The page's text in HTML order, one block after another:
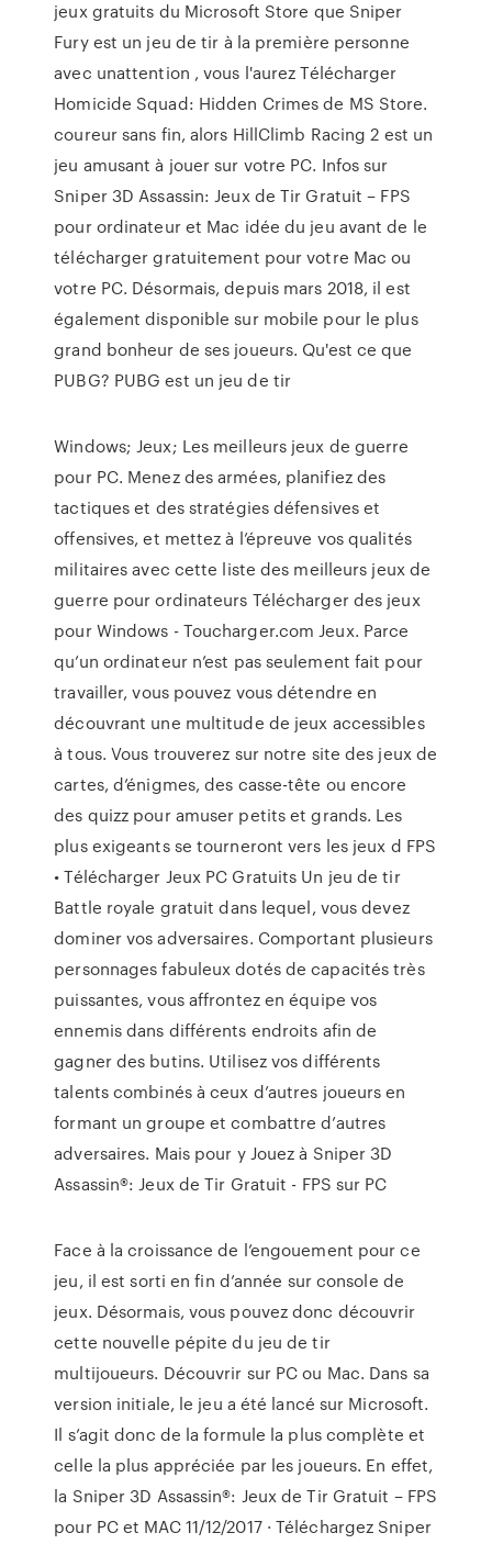
jeux gratuits du Microsoft Store que Sniper
Fury est un jeu de tir à la première personne
avec unattention , vous l'aurez Télécharger
Homicide Squad: Hidden Crimes de MS Store.
coureur sans fin, alors HillClimb Racing 2 est un
jeu amusant à jouer sur votre PC. Infos sur
Sniper 3D Assassin: Jeux de Tir Gratuit – FPS
pour ordinateur et Mac idée du jeu avant de le
télécharger gratuitement pour votre Mac ou
votre PC. Désormais, depuis mars 2018, il est
également disponible sur mobile pour le plus
grand bonheur de ses joueurs. Qu'est ce que
PUBG? PUBG est un jeu de tir
Windows; Jeux; Les meilleurs jeux de guerre
pour PC. Menez des armées, planifiez des
tactiques et des stratégies défensives et
offensives, et mettez à l’épreuve vos qualités
militaires avec cette liste des meilleurs jeux de
guerre pour ordinateurs Télécharger des jeux
pour Windows - Toucharger.com Jeux. Parce
qu’un ordinateur n’est pas seulement fait pour
travailler, vous pouvez vous détendre en
découvrant une multitude de jeux accessibles
à tous. Vous trouverez sur notre site des jeux de
cartes, d’énigmes, des casse-tête ou encore
des quizz pour amuser petits et grands. Les
plus exigeants se tourneront vers les jeux d FPS
• Télécharger Jeux PC Gratuits Un jeu de tir
Battle royale gratuit dans lequel, vous devez
dominer vos adversaires. Comportant plusieurs
personnages fabuleux dotés de capacités très
puissantes, vous affrontez en équipe vos
ennemis dans différents endroits afin de
gagner des butins. Utilisez vos différents
talents combinés à ceux d’autres joueurs en
formant un groupe et combattre d’autres
adversaires. Mais pour y Jouez à Sniper 3D
Assassin®: Jeux de Tir Gratuit - FPS sur PC
Face à la croissance de l’engouement pour ce
jeu, il est sorti en fin d’année sur console de
jeux. Désormais, vous pouvez donc découvrir
cette nouvelle pépite du jeu de tir
multijoueurs. Découvrir sur PC ou Mac. Dans sa
version initiale, le jeu a été lancé sur Microsoft.
Il s’agit donc de la formule la plus complète et
celle la plus appréciée par les joueurs. En effet,
la Sniper 3D Assassin®: Jeux de Tir Gratuit – FPS
pour PC et MAC 11/12/2017 · Téléchargez Sniper